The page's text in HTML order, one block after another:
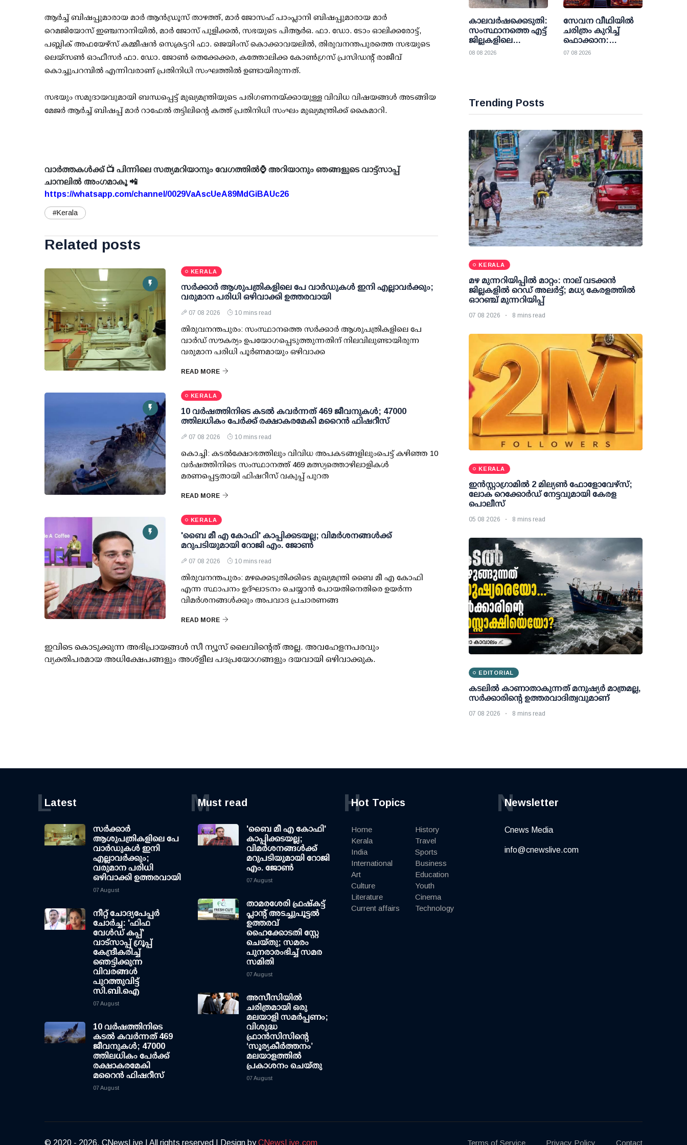
ആര്‍ച്ച് ബിഷപ്പുമാരായ മാര്‍ ആന്‍ഡ്രൂസ് താഴത്ത്, മാര്‍ ജോസഫ് പാംപ്ലാനി ബിഷപ്പുമാരായ മാര്‍
റെമജിയോസ് ഇഞ്ചനാനിയില്‍, മാര്‍ ജോസ് പുളിക്കല്‍, സഭയുടെ പിആര്‍ഒ. ഫാ. ഡോ. ടോം ഓലിക്കരോട്ട്,
പബ്ലിക് അഫയേഴ്‌സ് കമ്മീഷന്‍ സെക്രട്ടറി ഫാ. ജെയിംസ് കൊക്കാവയലില്‍, തിരുവനന്തപുരത്തെ സഭയുടെ
ലെയ്‌സണ്‍ ഓഫീസര്‍ ഫാ. ഡോ. ജോണ്‍ തെക്കേക്കര, കത്തോലിക്ക കോണ്‍ഗ്രസ് പ്രസിഡന്റ് രാജീവ്
കൊച്ചുപറമ്പില്‍ എന്നിവരാണ് പ്രതിനിധി സംഘത്തില്‍ ഉണ്ടായിരുന്നത്.
സഭയും സമുദായവുമായി ബന്ധപ്പെട്ട് മുഖ്യമന്ത്രിയുടെ പരിഗണനയ്ക്കായുള്ള വിവിധ വിഷയങ്ങള്‍ അടങ്ങിയ
മേജര്‍ ആര്‍ച്ച് ബിഷപ്പ് മാര്‍ റാഫേല്‍ തട്ടിലിന്റെ കത്ത് പ്രതിനിധി സംഘം മുഖ്യമന്ത്രിക്ക് കൈമാറി.
വാർത്തകൾക്ക് 📺 പിന്നിലെ സത്യമറിയാനും വേഗത്തിൽ⌚ അറിയാനും ഞങ്ങളുടെ വാട്ട്സാപ്പ്
ചാനലിൽ അംഗമാകൂ 📲
https://whatsapp.com/channel/0029VaAscUeA89MdGiBAUc26
#Kerala
Related posts
KERALA
സര്‍ക്കാര്‍ ആശുപത്രികളിലെ പേ വാര്‍ഡുകള്‍ ഇനി എല്ലാവര്‍ക്കും;
വരുമാന പരിധി ഒഴിവാക്കി ഉത്തരവായി
07 08 2026 10 mins read
തിരുവനന്തപുരം: സംസ്ഥാനത്തെ സര്‍ക്കാര്‍ ആശുപത്രികളിലെ പേ
വാര്‍ഡ് സൗകര്യം ഉപയോഗപ്പെടുത്തുന്നതിന് നിലവിലുണ്ടായിരുന്ന
വരുമാന പരിധി പൂര്‍ണമായും ഒഴിവാക്ക
READ MORE
KERALA
10 വര്‍ഷത്തിനിടെ കടല്‍ കവര്‍ന്നത് 469 ജീവനുകള്‍; 47000
ത്തിലധികം പേര്‍ക്ക് രക്ഷാകരമേകി മറൈന്‍ ഫിഷറീസ്
07 08 2026 10 mins read
കൊച്ചി: കടല്‍ക്ഷോഭത്തിലും വിവിധ അപകടങ്ങളിലുംപെട്ട് കഴിഞ്ഞ 10
വര്‍ഷത്തിനിടെ സംസ്ഥാനത്ത് 469 മത്സ്യത്തൊഴിലാളികള്‍
മരണപ്പെട്ടതായി ഫിഷറീസ് വകുപ്പ് പുറത
READ MORE
KERALA
'ബൈ മീ എ കോഫി' കാപ്പിക്കടയല്ല; വിമര്‍ശനങ്ങള്‍ക്ക്
മറുപടിയുമായി റോജി എം. ജോണ്‍
07 08 2026 10 mins read
തിരുവനന്തപുരം: മഴക്കെടുതിക്കിടെ മുഖ്യമന്ത്രി ബൈ മീ എ കോഫി
എന്ന സ്ഥാപനം ഉദ്ഘാടനം ചെയ്യാന്‍ പോയതിനെതിരെ ഉയര്‍ന്ന
വിമര്‍ശനങ്ങള്‍ക്കും അപവാദ പ്രചാരണങ്ങ
READ MORE
ഇവിടെ കൊടുക്കുന്ന അഭിപ്രായങ്ങള്‍ സീ ന്യൂസ് ലൈവിന്റെത് അല്ല. അവഹേളനപരവും
വ്യക്തിപരമായ അധിക്ഷേപങ്ങളും അശ്‌ളീല പദപ്രയോഗങ്ങളും ദയവായി ഒഴിവാക്കുക.
കാലവര്‍ഷക്കെടുതി:
സംസ്ഥാനത്തെ എട്ട്
ജില്ലകളിലെ
വിദ്യാഭ്യാസ
08 08 2026
സേവന വീഥിയില്‍
ചരിത്രം കുറിച്ച്
ഫൊക്കാന:
കല്‍ഹാരിയില്‍
07 08 2026
Trending Posts
KERALA
മഴ മുന്നറിയിപ്പില്‍ മാറ്റം: നാല് വടക്കന്‍
ജില്ലകളില്‍ റെഡ് അലര്‍ട്ട്; മധ്യ കേരളത്തില്‍
ഓറഞ്ച് മുന്നറിയിപ്പ്
07 08 2026 8 mins read
KERALA
ഇന്‍സ്റ്റാഗ്രാമില്‍ 2 മില്യണ്‍ ഫോളോവേഴ്സ്;
ലോക റെക്കോര്‍ഡ് നേട്ടവുമായി കേരള
പൊലീസ്
05 08 2026 8 mins read
EDITORIAL
കടലിൽ കാണാതാകുന്നത് മനുഷ്യർ മാത്രമല്ല,
സർക്കാരിന്റെ ഉത്തരവാദിത്വവുമാണ്
07 08 2026 8 mins read
Latest
L
സര്‍ക്കാര്‍
ആശുപത്രികളിലെ പേ
വാര്‍ഡുകള്‍ ഇനി
എല്ലാവര്‍ക്കും;
വരുമാന പരിധി
ഒഴിവാക്കി ഉത്തരവായി
07 August
നീറ്റ് ചോദ്യപേപ്പര്‍
ചോര്‍ച്ച: 'ഫിഫ
വേള്‍ഡ് കപ്പ്'
വാട്സാപ്പ് ഗ്രൂപ്പ്
കേന്ദ്രീകരിച്ച്
ഞെട്ടിക്കുന്ന
വിവരങ്ങള്‍
പുറത്തുവിട്ട്
സി.ബി.ഐ
07 August
10 വര്‍ഷത്തിനിടെ
കടല്‍ കവര്‍ന്നത് 469
ജീവനുകള്‍; 47000
ത്തിലധികം പേര്‍ക്ക്
രക്ഷാകരമേകി
മറൈന്‍ ഫിഷറീസ്
07 August
Must read
M
'ബൈ മീ എ കോഫി'
കാപ്പിക്കടയല്ല;
വിമര്‍ശനങ്ങള്‍ക്ക്
മറുപടിയുമായി റോജി
എം. ജോണ്‍
07 August
താമരശേരി ഫ്രഷ്കട്ട്
പ്ലാന്റ് അടച്ചുപൂട്ടൽ
ഉത്തരവ്
ഹൈക്കോടതി സ്റ്റേ
ചെയ്തു; സമരം
പുനരാരംഭിച്ച് സമര
സമിതി
07 August
അസീസിയിൽ
ചരിത്രമായി ഒരു
മലയാളി സമർപ്പണം;
വിശുദ്ധ
ഫ്രാൻസിസിന്റെ
‘സൂര്യകീർത്തനം’
മലയാളത്തിൽ
പ്രകാശനം ചെയ്തു
07 August
Hot Topics
H
Home
Kerala
India
International
Art
Culture
Literature
Current affairs
History
Travel
Sports
Business
Education
Youth
Cinema
Technology
Newsletter
N
Cnews Media
info@cnewslive.com
© 2020 - 2026, CNewsLive | All rights reserved | Design byCNewsLive.com Terms of Service Privacy Policy Contact